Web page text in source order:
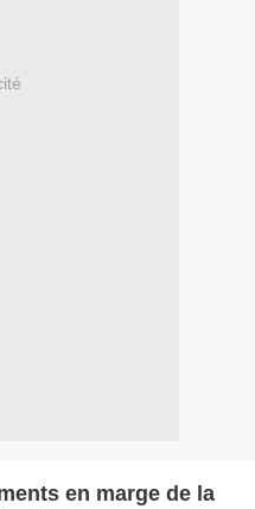
en marge de la